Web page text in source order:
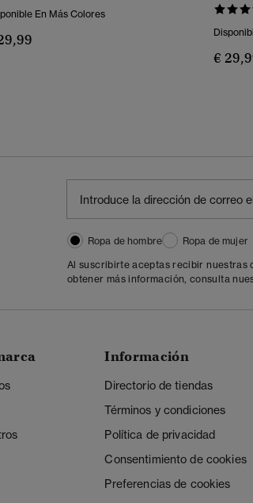
En Más Colores
€
Ropa de hombre
Ropa de mujer
Al suscribirte aceptas recibir nuestras
obtener más información, consulta
Información
Directorio de tiendas
Términos y condiciones
Política de privacidad
Consentimiento de cookies
Preferencias de cookies